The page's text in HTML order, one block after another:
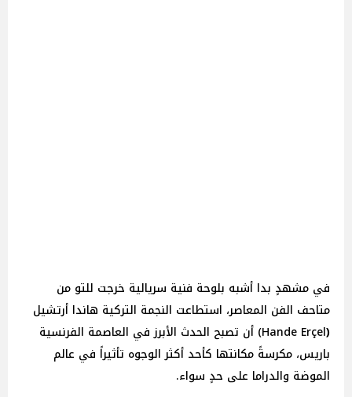
في مشهدٍ بدا أشبه بلوحة فنية سريالية خرجت للتو من
متاحف الفن المعاصر، استطاعت النجمة التركية هاندا أرتشيل
(
Hande Erçel) أن تصبح الحدث الأبرز في العاصمة الفرنسية
باريس، مكرسةً مكانتها كأحد أكثر الوجوه تأثيراً في عالم
الموضة والدراما على حدٍ سواء.